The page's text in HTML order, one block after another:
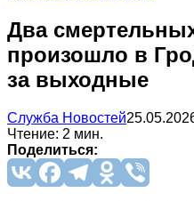
Два
произошло в
за выходные
Служба Новостей
Чтение: 2 мин.
Поделиться: